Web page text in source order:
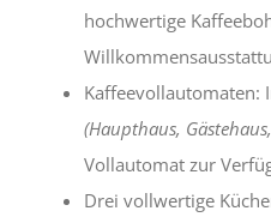
hochwertige
Kaffeevollautomaten:
(Haupthaus,
Vollautomat zur
Drei vollwertige